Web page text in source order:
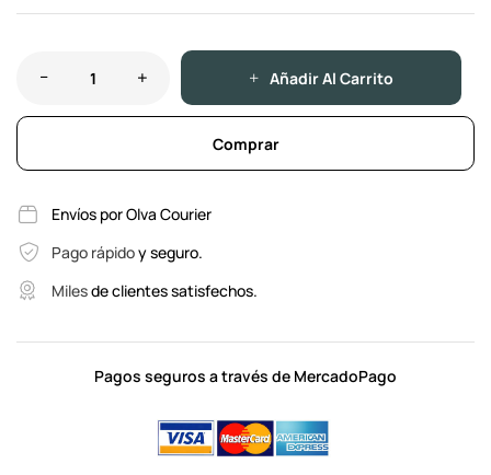
Añadir Al Carrito
Comprar
Envíos por Olva Courier
Pago rápidoy seguro.
Milesde clientes satisfechos.
Pagos seguros a través de MercadoPago